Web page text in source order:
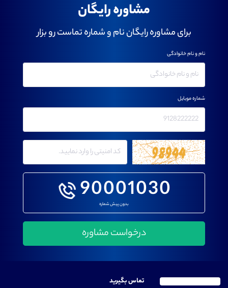
مشاوره رایگان
برای مشاوره رایگان نام و شماره تماست رو بزار
90001030
بدون پیش شماره
نام و نام خانوادگی
شماره موبایل
تماس بگیرید